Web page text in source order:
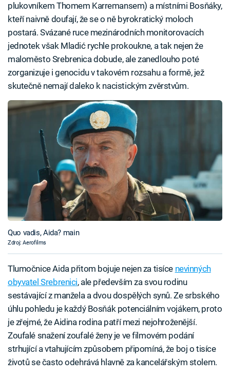
plukovníkem Thomem Karremansem) a místními Bosňáky,
kteří naivně doufají, že se o ně byrokratický moloch
postará. Svázané ruce mezinárodních monitorovacích
jednotek však Mladić rychle prokoukne, a tak nejen že
maloměsto Srebrenica dobude, ale zanedlouho poté
zorganizuje i genocidu v takovém rozsahu a formě, jež
skutečně nemají daleko k nacistickým zvěrstvům.
Quo vadis, Aida? main
Zdroj: Aerofilms
Tlumočnice Aida přitom bojuje nejen za tisíce nevinných
obyvatel Srebrenici, ale především za svou rodinu
sestávající z manžela a dvou dospělých synů. Ze srbského
úhlu pohledu je každý Bosňák potenciálním vojákem, proto
je zřejmé, že Aidina rodina patří mezi nejohroženější.
Zoufalé snažení zoufalé ženy je ve filmovém podání
strhující a vtahujícím způsobem připomíná, že boj o tisíce
životů se často odehrává hlavně za kancelářským stolem.